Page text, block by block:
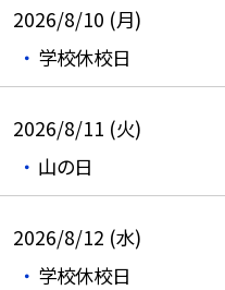
2026/8/10 (月)
学校休校日
2026/8/11 (火)
山の日
2026/8/12 (水)
学校休校日